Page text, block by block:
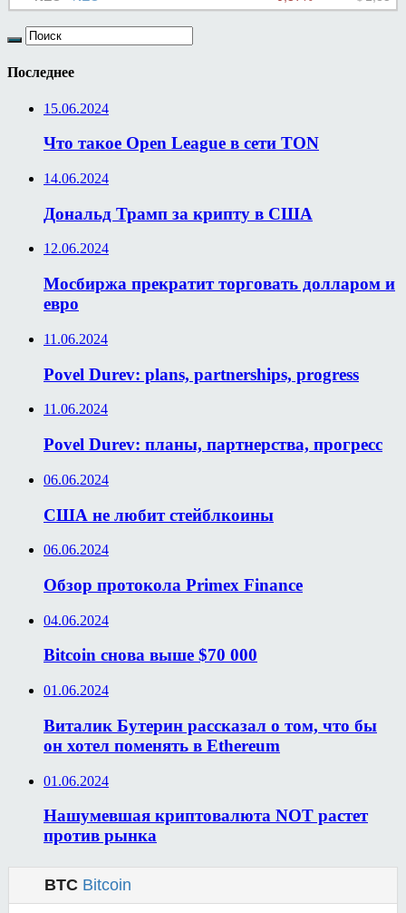
Последнее
15.06.2024
Что такое Open League в сети TON
14.06.2024
Дональд Трамп за крипту в США
12.06.2024
Мосбиржа прекратит торговать долларом и
евро
11.06.2024
Povel Durev: plans, partnerships, progress
11.06.2024
Povel Durev: планы, партнерства, прогресс
06.06.2024
США не любит стейблкоины
06.06.2024
Обзор протокола Primex Finance
04.06.2024
Bitcoin снова выше $70 000
01.06.2024
Виталик Бутерин рассказал о том, что бы
он хотел поменять в Ethereum
01.06.2024
Нашумевшая криптовалюта NOT растет
против рынка